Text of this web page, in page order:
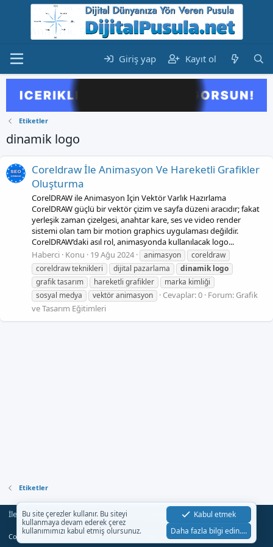
Giriş yap Kayıt ol
Etiketler
dinamik logo
Coreldraw İle Animasyon Ve Hareketli Grafikler
Oluşturma
CorelDRAW ile Animasyon İçin Vektör Varlık Hazırlama
CorelDRAW güçlü bir vektör çizim ve sayfa düzeni aracıdır; fakat
yerleşik zaman çizelgesi, anahtar kare, ses ve video render
sistemi olan tam bir motion graphics uygulaması değildir.
CorelDRAW’daki asıl rol, animasyonda kullanılacak logo...
Haberci Konu 19 Ağu 2024 animasyon
coreldraw
coreldraw teknikleri
dijital pazarlama dinamik logo
grafik tasarım
hareketli grafikler
marka kimliği
sosyal medya
vektör animasyon Cevaplar: 0 Forum: Grafik
ve Tasarım Eğitimleri
Etiketler
İletişim Şartlar Gizlilik Yardım
R
S
S
Community platform by XenForo® © 2010-2023 XenForo Ltd.
Bu site çerezler kullanır. Bu siteyi
kullanmaya devam ederek çerez
kullanımımızı kabul etmiş olursunuz.
Kabul etmek
Daha fazla bilgi edin.…